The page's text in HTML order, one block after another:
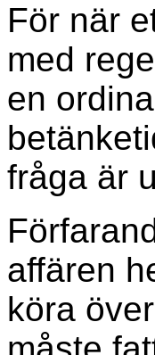
För när
med
en
fråga är
affären
köra